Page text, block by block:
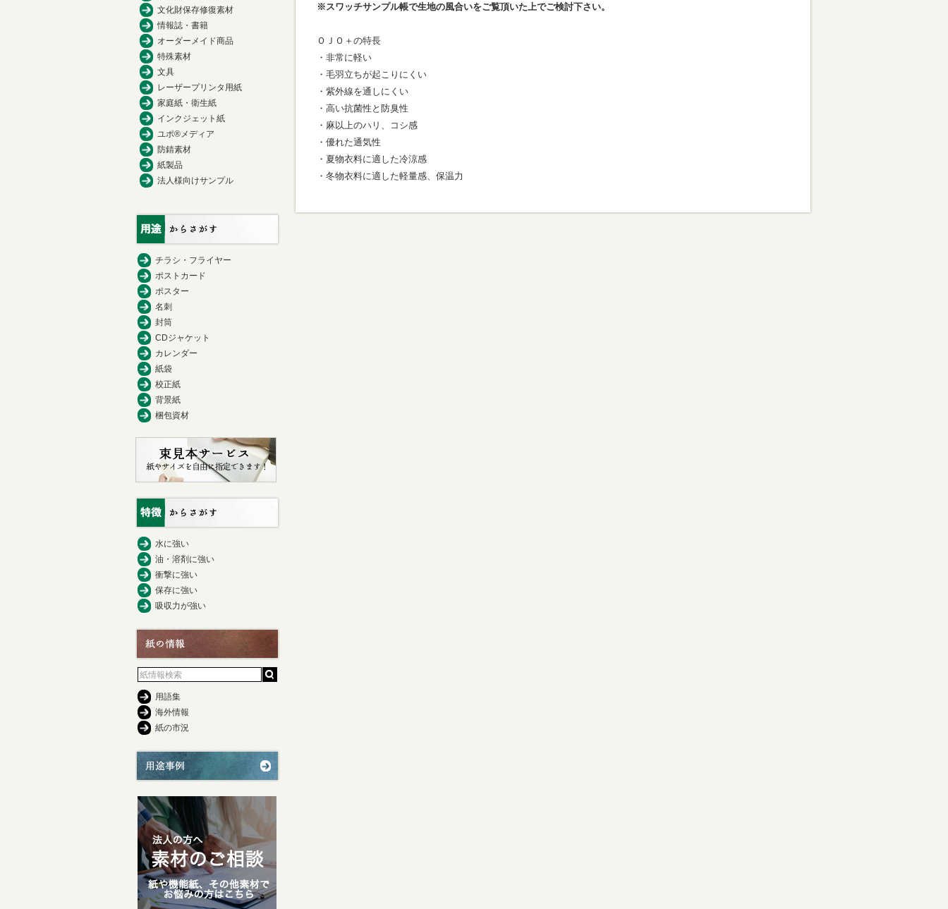
※スワッチサンプル帳で生地の風合いをご覧頂いた上でご検討下さい。
ＯＪＯ＋の特長
・非常に軽い
・毛羽立ちが起こりにくい
・紫外線を通しにくい
・高い抗菌性と防臭性
・麻以上のハリ、コシ感
・優れた通気性
・夏物衣料に適した冷涼感
・冬物衣料に適した軽量感、保温力
文化財保存修復素材
情報誌・書籍
オーダーメイド商品
特殊素材
文具
レーザープリンタ用紙
家庭紙・衛生紙
インクジェット紙
ユポ®メディア
防錆素材
紙製品
法人様向けサンプル
チラシ・フライヤー
ポストカード
ポスター
名刺
封筒
CDジャケット
カレンダー
紙袋
校正紙
背景紙
梱包資材
水に強い
油・溶剤に強い
衝撃に強い
保存に強い
吸収力が強い
用語集
海外情報
紙の市況